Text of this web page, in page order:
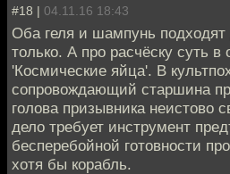
#18 | 04.11.16 18:43
Оба геля и шампунь
только. А про расчёску суть в
'Космические яйца'. В
сопровождающий старшина
голова призывника неистово
дело требует инструмент
бесперебойной готовности
хотя бы корабль.